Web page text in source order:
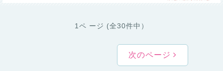
1ペ ージ (全30件中）
次のページ